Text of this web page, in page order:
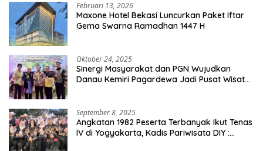
Februari 13, 2026
Maxone Hotel Bekasi Luncurkan Paket Iftar
Gema Swarna Ramadhan 1447 H
Oktober 24, 2025
Sinergi Masyarakat dan PGN Wujudkan
Danau Kemiri Pagardewa Jadi Pusat Wisata
September 8, 2025
Angkatan 1982 Peserta Terbanyak Ikut Tenas
IV di Yogyakarta, Kadis Pariwisata DIY :